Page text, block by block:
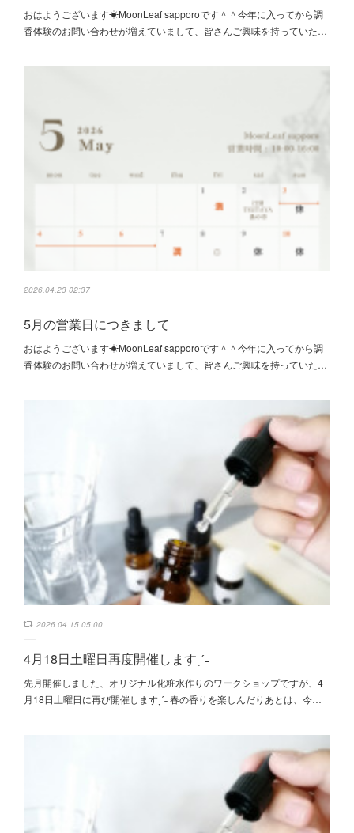
おはようございます☀MoonLeaf sapporoです＾＾今年に入ってから調
香体験のお問い合わせが増えていまして、皆さんご興味を持っていた…
2026.04.23 02:37
5月の営業日につきまして
おはようございます☀MoonLeaf sapporoです＾＾今年に入ってから調
香体験のお問い合わせが増えていまして、皆さんご興味を持っていた…
2026.04.15 05:00
4月18日土曜日再度開催しますˎˊ˗
先月開催しました、オリジナル化粧水作りのワークショップですが、4
月18日土曜日に再び開催しますˎˊ˗ 春の香りを楽しんだりあとは、今…